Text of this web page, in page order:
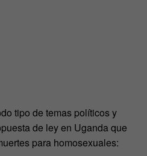
tipo de temas políticos y
de ley en Uganda que
para homosexuales: